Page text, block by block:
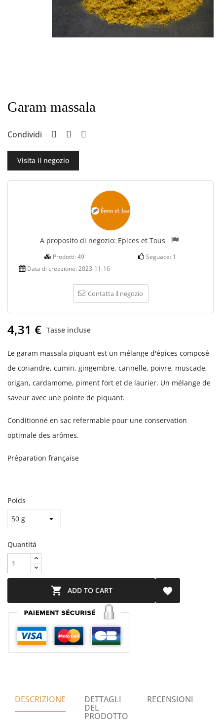
Garam massala
Condividi
Visita il negozio
A proposito di negozio: Epices et Tous
Prodotti: 49 Seguace: 1
Data di creazione: 2023-11-16
Contatta il negozio
4,31 € Tasse incluse
Le garam massala piquant est un mélange d'épices composé
de coriandre, cumin, gingembre, cannelle, poivre, muscade,
origan, cardamome, piment fort et de laurier. Un mélange de
saveur avec une pointe de piquant.
Conditionné en sac refermable pour une conservation
optimale des arômes.
Préparation française
Poids
Quantità
 ADD TO CART 
DESCRIZIONE DETTAGLI
DEL
PRODOTTO
RECENSIONI